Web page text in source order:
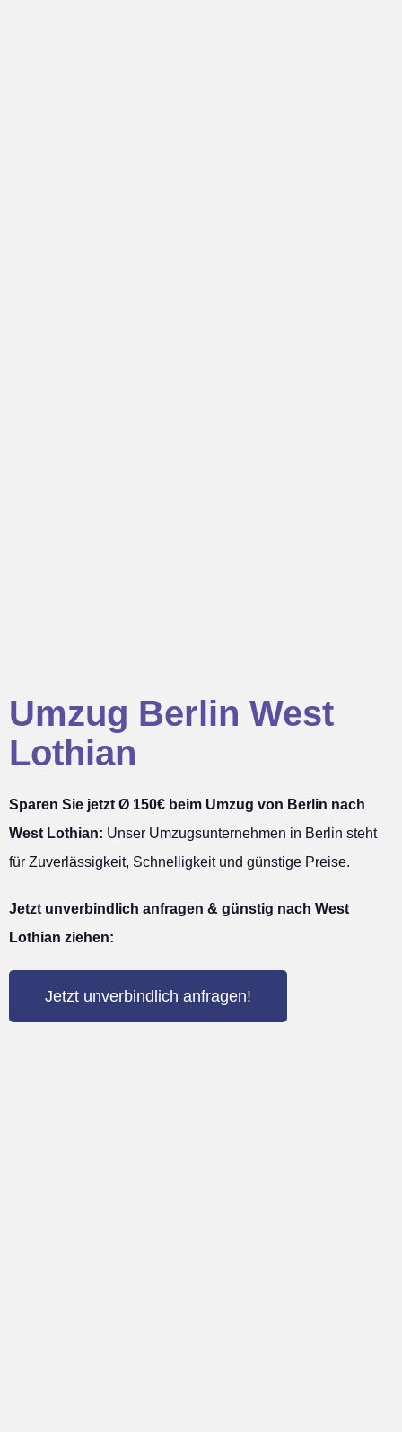
Umzug Berlin West
Lothian
Sparen Sie jetzt Ø 150€ beim Umzug von Berlin nach
West Lothian: Unser Umzugsunternehmen in Berlin steht
für Zuverlässigkeit, Schnelligkeit und günstige Preise.
Jetzt unverbindlich anfragen & günstig nach West
Lothian ziehen:
Jetzt unverbindlich anfragen!